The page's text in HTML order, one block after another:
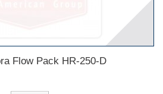
Flow Pack HR-250-D